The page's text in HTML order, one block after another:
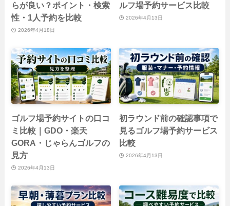
らが良い？ポイント・検索
性・1人予約を比較
2026年4月18日
ルフ場予約サービス比較
2026年4月13日
ゴルフ場予約サイトの口コ
ミ比較｜GDO・楽天
GORA・じゃらんゴルフの
見方
2026年4月13日
初ラウンド前の確認事項で
見るゴルフ場予約サービス
比較
2026年4月13日